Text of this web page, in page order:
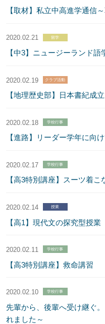
【取材】私立中高進学通信
2020.02.21 留学
【中3】ニュージーランド語
2020.02.19 クラブ活動
【地理歴史部】日本書紀成
2020.02.18 学校行事
【進路】リーダー学年に向
2020.02.17 学校行事
【高3特別講座】スーツ着こ
2020.02.14 授業
【高1】現代文の探究型授業
2020.02.11 学校行事
【高3特別講座】救命講習
2020.02.10 学校行事
先輩から、後輩へ受け継ぐ
れました～